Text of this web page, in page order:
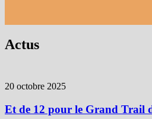
Actus
20 octobre 2025
Et de 12 pour le Grand Trail